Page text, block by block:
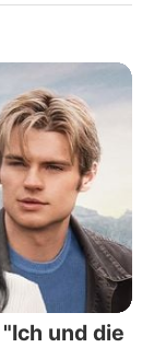
und die